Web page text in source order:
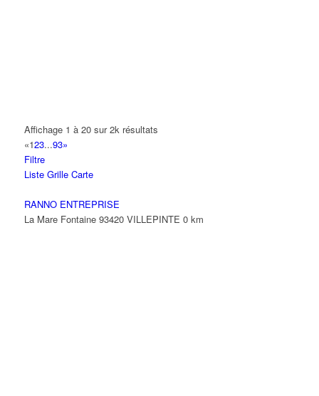
BOSSARD FRANCE
9 Rue des Trois Soeurs 95972 ROISSY CDG CEDEX
01 41 59 90 85
84 Avenue du Général Leclerc 93420 VILLEPINTE
Affichage 1 à 20 sur 2k résultats
«123...93»
Filtre
Liste Grille Carte
RANNO ENTREPRISE
La Mare Fontaine 93420 VILLEPINTE 0 km